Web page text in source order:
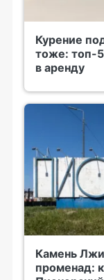
Курение
тоже: топ-
в аренду
Камень
променад: